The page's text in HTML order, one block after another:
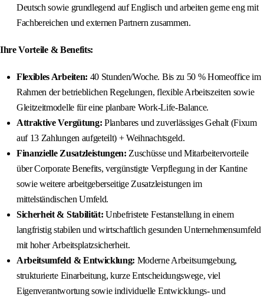
Deutsch sowie grundlegend auf Englisch und arbeiten gerne eng mit
Fachbereichen und externen Partnern zusammen.
Ihre Vorteile & Benefits:
Flexibles Arbeiten: 40 Stunden/Woche. Bis zu 50 % Homeoffice im
Rahmen der betrieblichen Regelungen, flexible Arbeitszeiten sowie
Gleitzeitmodelle für eine planbare Work-Life-Balance.
Attraktive Vergütung: Planbares und zuverlässiges Gehalt (Fixum
auf 13 Zahlungen aufgeteilt) + Weihnachtsgeld.
Finanzielle Zusatzleistungen: Zuschüsse und Mitarbeitervorteile
über Corporate Benefits, vergünstigte Verpflegung in der Kantine
sowie weitere arbeitgeberseitige Zusatzleistungen im
mittelständischen Umfeld.
Sicherheit & Stabilität: Unbefristete Festanstellung in einem
langfristig stabilen und wirtschaftlich gesunden Unternehmensumfeld
mit hoher Arbeitsplatzsicherheit.
Arbeitsumfeld & Entwicklung: Moderne Arbeitsumgebung,
strukturierte Einarbeitung, kurze Entscheidungswege, viel
Eigenverantwortung sowie individuelle Entwicklungs- und